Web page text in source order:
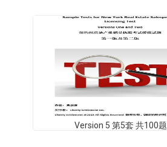
Version 5 第5套 共100题